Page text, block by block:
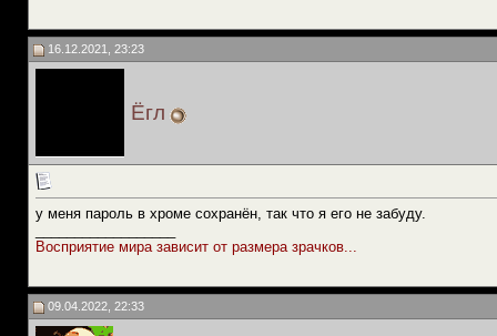
16.12.2021, 23:23
Ёгл
у меня пароль в хроме сохранён, так что я его не забуду.
Восприятие мира зависит от размера зрачков...
09.04.2022, 22:33